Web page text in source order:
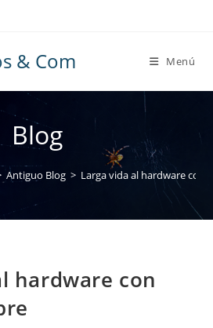
& Com Menú
Blog
Antiguo Blog > Larga vida al hardware con
hardware con